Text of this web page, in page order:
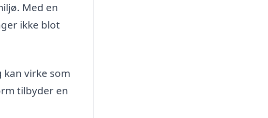
Med en
ikke blot
virke som
tilbyder en